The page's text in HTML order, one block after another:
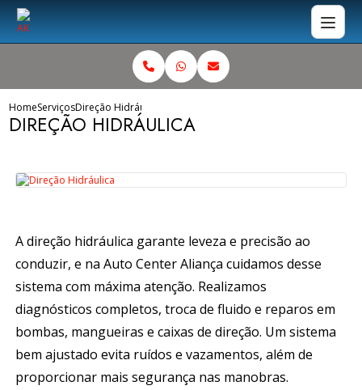
HomeServiçosDireção Hidráulica
DIREÇÃO HIDRÁULICA
A direção hidráulica garante leveza e precisão ao
conduzir, e naAuto Center Aliança cuidamos desse
sistema com máxima atenção. Realizamos
diagnósticos completos, troca de fluido e reparos em
bombas, mangueiras e caixas de direção. Um sistema
bem ajustado evita ruídos e vazamentos, além de
proporcionar mais segurança nas manobras.